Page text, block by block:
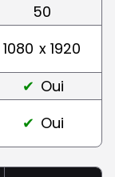
50
1080 x 1920
Oui
Oui